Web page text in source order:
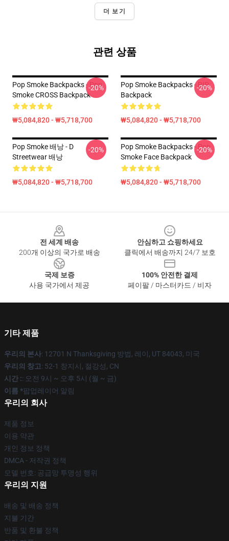
더 보기
관련 상품
Pop Smoke Backpacks - Pop
Smoke CROSS Backpack
₩5,084,820 - ₩5,718,700
-20%
Pop Smoke Backpacks - RIP
Backpack
₩5,084,820 - ₩5,718,700
-20%
Pop Smoke 배낭 - D
Streetwear 배낭
₩5,084,820 - ₩5,718,700
-20%
Pop Smoke Backpacks - Pop
Smoke Face Backpack
₩5,084,820 - ₩5,718,700
-20%
전 세계 배송
200개 이상의 국가로 배송
안심하고 쇼핑하세요
클릭에서 배송까지 24/7 보호
국제 보증
사용 국가에서 제공
100% 안전한 결제
페이팔 / 마스터카드 / 비자
기타 제품
우리의 본사: 12701 N Thanksgiving 방법, 레이, UT 84043, 미국
우리의 창고: 52-1 창지시, 절강성, CN
시간 :: 오전 9시 ~ 오후 5시 (월 ~ 금)
이름 *팝업레이어 알림
우리의 회사
제품 정보
이용 약관
개인 정보 정책
DMCA - 저작권 정책
모델 번호: 공급망 투명성 행위
우리의 지원
배송 및 배송 정책
지불 기간
반품 및 환불 정책